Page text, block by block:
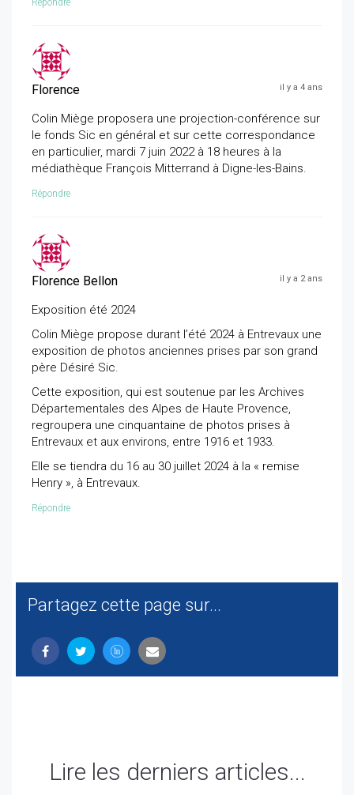
Répondre
Florence il y a 4 ans
Colin Miège proposera une projection-conférence sur
le fonds Sic en général et sur cette correspondance
en particulier, mardi 7 juin 2022 à 18 heures à la
médiathèque François Mitterrand à Digne-les-Bains.
Répondre
Florence Bellon il y a 2 ans
Exposition été 2024
Colin Miège propose durant l’été 2024 à Entrevaux une
exposition de photos anciennes prises par son grand
père Désiré Sic.
Cette exposition, qui est soutenue par les Archives
Départementales des Alpes de Haute Provence,
regroupera une cinquantaine de photos prises à
Entrevaux et aux environs, entre 1916 et 1933.
Elle se tiendra du 16 au 30 juillet 2024 à la « remise
Henry », à Entrevaux.
Répondre
Partagez cette page sur...
Lire les derniers articles...